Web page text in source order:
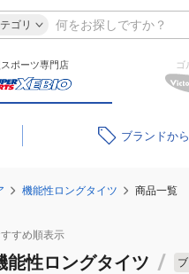
ゴリ
ポーツ専門店 ゴ
ブランド
機能性ロングタイツ 商品一覧
すめ順表示
能性ロングタイツ /